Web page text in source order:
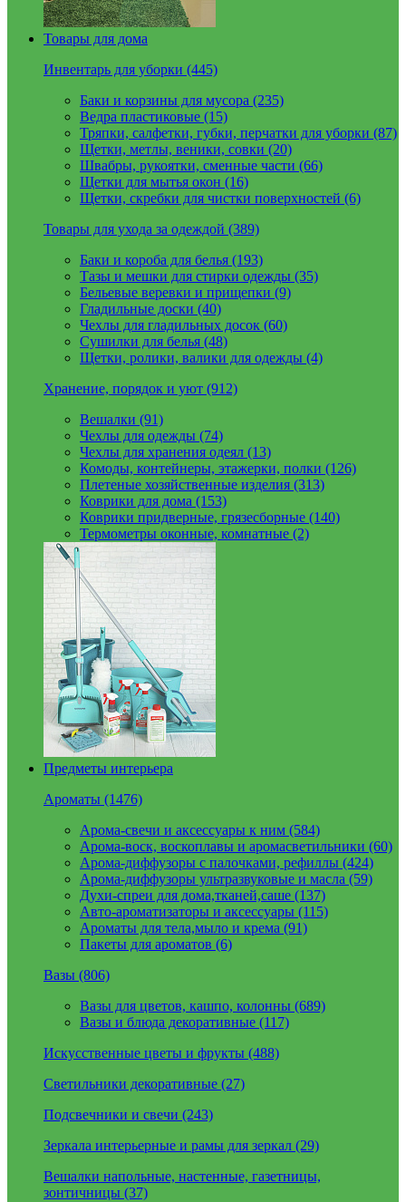
Товары для дома
Инвентарь для уборки (445)
Баки и корзины для мусора (235)
Ведра пластиковые (15)
Тряпки, салфетки, губки, перчатки для уборки (87)
Щетки, метлы, веники, совки (20)
Швабры, рукоятки, сменные части (66)
Щетки для мытья окон (16)
Щетки, скребки для чистки поверхностей (6)
Товары для ухода за одеждой (389)
Баки и короба для белья (193)
Тазы и мешки для стирки одежды (35)
Бельевые веревки и прищепки (9)
Гладильные доски (40)
Чехлы для гладильных досок (60)
Сушилки для белья (48)
Щетки, ролики, валики для одежды (4)
Хранение, порядок и уют (912)
Вешалки (91)
Чехлы для одежды (74)
Чехлы для хранения одеял (13)
Комоды, контейнеры, этажерки, полки (126)
Плетеные хозяйственные изделия (313)
Коврики для дома (153)
Коврики придверные, грязесборные (140)
Термометры оконные, комнатные (2)
Предметы интерьера
Ароматы (1476)
Арома-свечи и аксессуары к ним (584)
Арома-воск, воскоплавы и аромасветильники (60)
Арома-диффузоры с палочками, рефиллы (424)
Арома-диффузоры ультразвуковые и масла (59)
Духи-спреи для дома,тканей,саше (137)
Авто-ароматизаторы и аксессуары (115)
Ароматы для тела,мыло и крема (91)
Пакеты для ароматов (6)
Вазы (806)
Вазы для цветов, кашпо, колонны (689)
Вазы и блюда декоративные (117)
Искусственные цветы и фрукты (488)
Светильники декоративные (27)
Подсвечники и свечи (243)
Зеркала интерьерные и рамы для зеркал (29)
Вешалки напольные, настенные, газетницы,
зонтичницы (37)